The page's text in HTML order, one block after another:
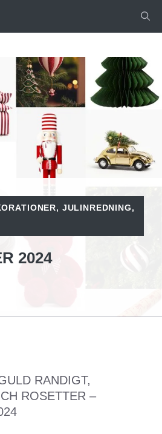
, JULINREDNING,
2024
RANDIGT,
ROSETTER –